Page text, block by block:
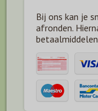
Bij ons kan je
afronden.
betaal